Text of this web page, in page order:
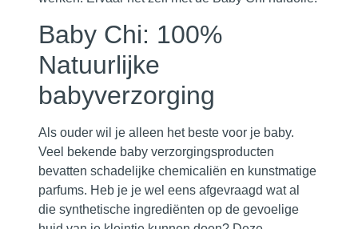
Baby Chi: 100%
Natuurlijke
babyverzorging
Als ouder wil je alleen het beste voor je baby.
Veel bekende baby verzorgingsproducten
bevatten schadelijke chemicaliën en kunstmatige
parfums. Heb je je wel eens afgevraagd wat al
die synthetische ingrediënten op de gevoelige